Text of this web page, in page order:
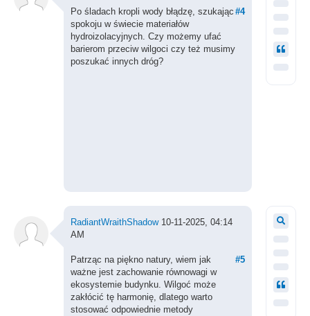
#4
Po śladach kropli wody błądzę, szukając
spokoju w świecie materiałów
hydroizolacyjnych. Czy możemy ufać
barierom przeciw wilgoci czy też musimy
poszukać innych dróg?
RadiantWraithShadow10-11-2025, 04:14
AM
#5
Patrząc na piękno natury, wiem jak
ważne jest zachowanie równowagi w
ekosystemie budynku. Wilgoć może
zakłócić tę harmonię, dlatego warto
stosować odpowiednie metody